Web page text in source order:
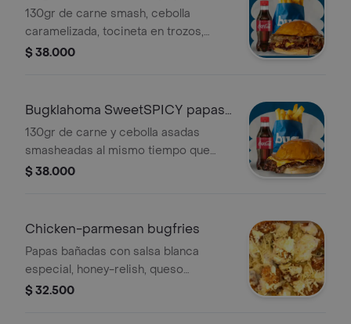
mediana y bebida
130gr de carne smash, cebolla
caramelizada, tocineta en trozos,
queso cheddar y salsa de la casa.
$ 38.000
Bugklahoma SweetSPICY papas
md y bebida
130gr de carne y cebolla asadas
smasheadas al mismo tiempo que
dan un toque unico al estilo Oklahoma,
cheddar. Incluye papas medianas y
$ 38.000
Chicken-parmesan bugfries
Papas bañadas con salsa blanca
especial, honey-relish, queso
parmesano y pollo apanado.
$ 32.500